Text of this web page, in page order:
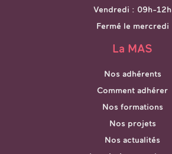
Vendredi : 09h-12h
Fermé le mercredi
La MAS
Nos adhérents
Comment adhérer
Nos formations
Nos projets
Nos actualités